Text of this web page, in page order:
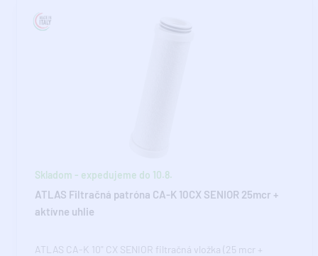
Skladom - expedujeme do 10.8.
ATLAS Filtračná patróna CA-K 10CX SENIOR 25mcr +
aktívne uhlie
ATLAS CA-K 10" CX SENIOR filtračná vložka (25 mcr +